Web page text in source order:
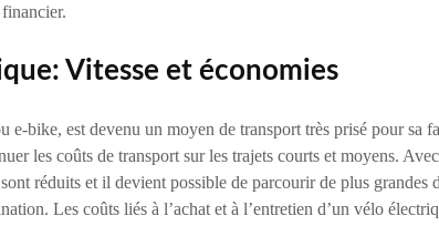
Vitesse et économies
e-bike, est devenu un moyen de transport très prisé pour sa
les coûts de transport sur les trajets courts et moyens. Avec
réduits et il devient possible de parcourir de plus grandes
Les coûts liés à l’achat et à l’entretien d’un vélo